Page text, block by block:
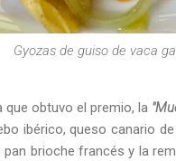
Gyozas de guiso de vaca
que obtuvo el premio, la
ibérico, queso canario
brioche francés y la